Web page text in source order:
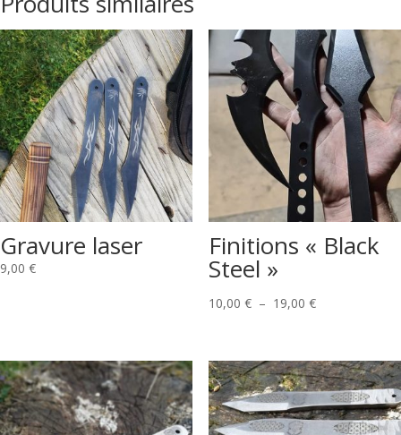
Gravure laser
9,00 €
Finitions « Black
Steel »
10,00 € – 19,00 €Plage
10,00 €
à
19,00 €